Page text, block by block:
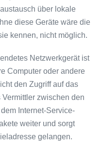
über lokale
diese Geräte wäre die
kennen, nicht möglich.
Netzwerkgerät ist
Computer oder andere
den Zugriff auf das
Vermittler zwischen den
Internet-Service-
weiter und sorgt
gelangen.